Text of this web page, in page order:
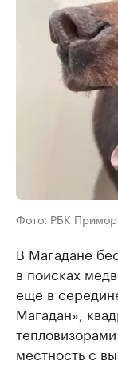
Фото: РБК
В Магадане
в поисках
еще в
Магадан»,
местность с